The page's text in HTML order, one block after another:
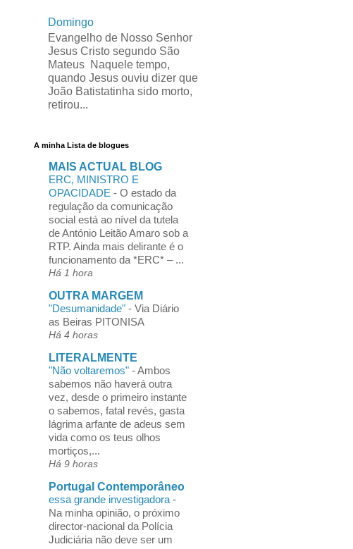
Domingo
Evangelho de Nosso Senhor
Jesus Cristo segundo São
Mateus Naquele tempo,
quando Jesus ouviu dizer que
João Batistatinha sido morto,
retirou...
A minha Lista de blogues
MAIS ACTUAL BLOG
ERC, MINISTRO E
OPACIDADE - O estado da
regulação da comunicação
social está ao nível da tutela
de António Leitão Amaro sob a
RTP. Ainda mais delirante é o
funcionamento da *ERC* – ...
Há 1 hora
OUTRA MARGEM
"Desumanidade" - Via Diário
as Beiras PITONISA
Há 4 horas
LITERALMENTE
"Não voltaremos" -Ambos
sabemos não haverá outra
vez, desde o primeiro instante
o sabemos, fatal revés, gasta
lágrima arfante de adeus sem
vida como os teus olhos
mortiços,...
Há 9 horas
Portugal Contemporâneo
essa grande investigadora -
Na minha opinião, o próximo
director-nacional da Polícia
Judiciária não deve ser um